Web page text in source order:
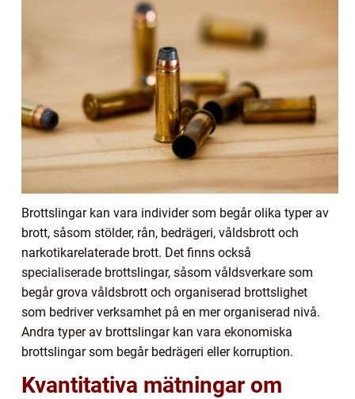
Brottslingar kan vara individer som begår olika typer av
brott, såsom stölder, rån, bedrägeri, våldsbrott och
narkotikarelaterade brott. Det finns också
specialiserade brottslingar, såsom våldsverkare som
begår grova våldsbrott och organiserad brottslighet
som bedriver verksamhet på en mer organiserad nivå.
Andra typer av brottslingar kan vara ekonomiska
brottslingar som begår bedrägeri eller korruption.
Kvantitativa mätningar om